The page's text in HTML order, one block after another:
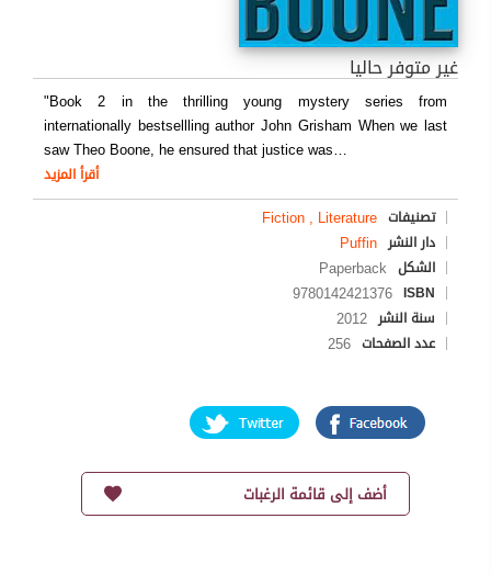
غير متوفر حاليا
"Book 2 in the thrilling young mystery series from
internationally bestsellling author John Grisham When we last
saw Theo Boone, he ensured that justice was…
أقرأ المزيد
تصنيفات Fiction , Literature
دار النشر Puffin
الشكل Paperback
ISBN
9780142421376
سنة النشر 2012
عدد الصفحات 256
أضف إلى قائمة الرغبات